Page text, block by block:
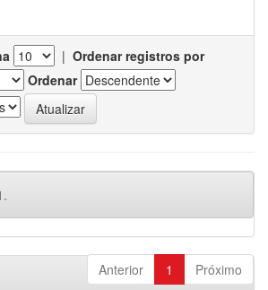
| Ordenar registros por
Ordenar
Anterior 1 Próximo